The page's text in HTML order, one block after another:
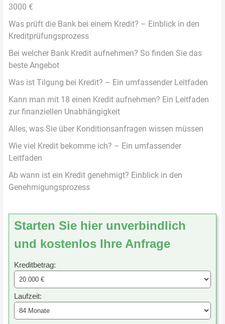
3000 €
Was prüft die Bank bei einem Kredit? – Einblick in den
Kreditprüfungsprozess
Bei welcher Bank Kredit aufnehmen? So finden Sie das
beste Angebot
Was ist Tilgung bei Kredit? – Ein umfassender Leitfaden
Kann man mit 18 einen Kredit aufnehmen? Ein Leitfaden
zur finanziellen Unabhängigkeit
Alles, was Sie über Konditionsanfragen wissen müssen
Wie viel Kredit bekomme ich? – Ein umfassender
Leitfaden
Ab wann ist ein Kredit genehmigt? Einblick in den
Genehmigungsprozess
Starten Sie hier unverbindlich
und kostenlos Ihre Anfrage
Kreditbetrag:
Laufzeit: